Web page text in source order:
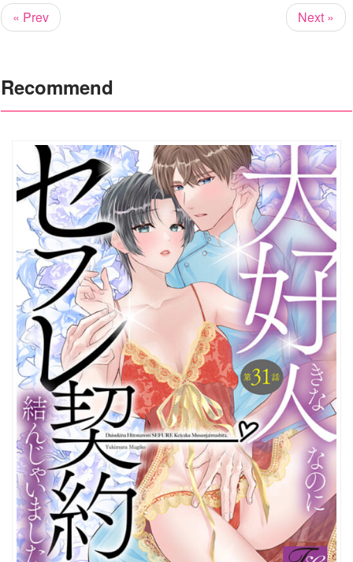
« Prev Next »
Recommend